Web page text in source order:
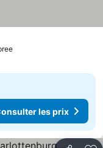
les prix